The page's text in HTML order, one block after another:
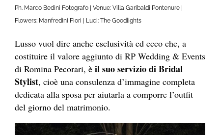
Ph. Marco Bedini Fotografo | Venue: Villa Garibaldi Pontenure |
Flowers: Manfredini Fiori | Luci: The Goodlights
Lusso vuol dire anche esclusività ed ecco che, a
costituire il valore aggiunto di RP Wedding & Events
di Romina Pecorari, è il suo servizio di Bridal
Stylist, cioè una consulenza d’immagine completa
dedicata alla sposa per aiutarla a comporre l’outfit
del giorno del matrimonio.